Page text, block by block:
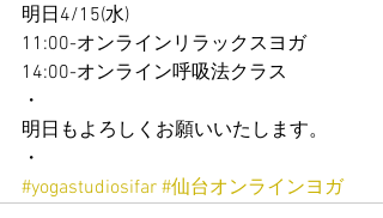
明日4/15(水)
11:00-オンラインリラックスヨガ
14:00-オンライン呼吸法クラス
・
明日もよろしくお願いいたします。
・
#yogastudiosifar #仙台オンラインヨガ